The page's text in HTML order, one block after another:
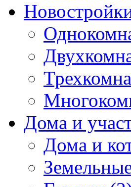
Дома и
Дома и